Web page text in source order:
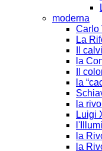
moderna
Carlo
La
Il
la
Il
la
la
Luigi
la
la